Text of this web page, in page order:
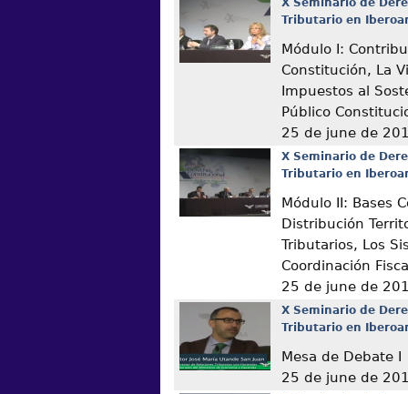
X Seminario de
Tributario en
Módulo I:
Constitución, La
Impuestos al
Público
25 de june de
X Seminario de
Tributario en
Módulo II: Bases
Distribución
Tributarios, Los
Coordinación
25 de june de
X Seminario de
Tributario en
Mesa de Debate I
25 de june de